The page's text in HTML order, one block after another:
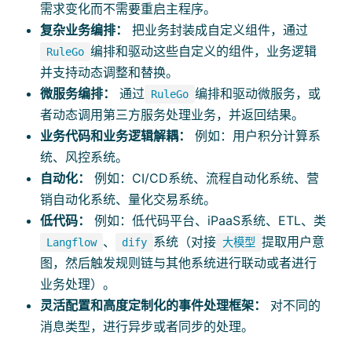
需求变化而不需要重启主程序。
复杂业务编排：
把业务封装成自定义组件，通过
RuleGo 编排和驱动这些自定义的组件，业务逻辑
并支持动态调整和替换。
微服务编排：
通过 RuleGo 编排和驱动微服务，或
者动态调用第三方服务处理业务，并返回结果。
业务代码和业务逻辑解耦：
例如：用户积分计算系
统、风控系统。
自动化：
例如：CI/CD系统、流程自动化系统、营
销自动化系统、量化交易系统。
低代码：
例如：低代码平台、iPaaS系统、ETL、类
Langflow 、 dify 系统（对接 大模型 提取用户意
图，然后触发规则链与其他系统进行联动或者进行
业务处理）。
灵活配置和高度定制化的事件处理框架：
对不同的
消息类型，进行异步或者同步的处理。